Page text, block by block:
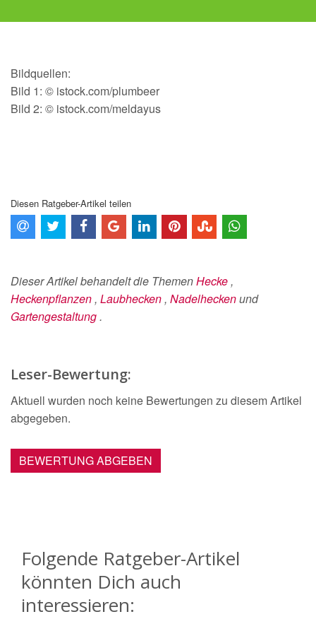
Bildquellen:
Bild 1: © istock.com/plumbeer
Bild 2: © istock.com/meldayus
Diesen Ratgeber-Artikel teilen
Dieser Artikel behandelt die ThemenHecke ,
Heckenpflanzen , Laubhecken , Nadelheckenund
Gartengestaltung .
Leser-Bewertung:
Aktuell wurden noch keine Bewertungen zu diesem Artikel
abgegeben.
BEWERTUNG ABGEBEN
Folgende Ratgeber-Artikel
könnten Dich auch
interessieren: